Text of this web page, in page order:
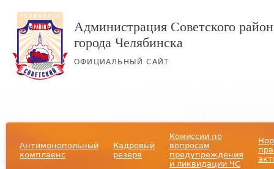
Администрация Советского
города Челябинска
ОФИЦИАЛЬНЫЙ САЙТ
Антимонопольный
комплаенс
Кадровый
резерв
Комиссии по
вопросам
предупреждения
и ликвидации ЧС